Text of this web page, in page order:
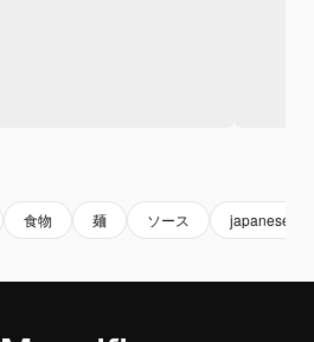
食物 麺 ソース japanese